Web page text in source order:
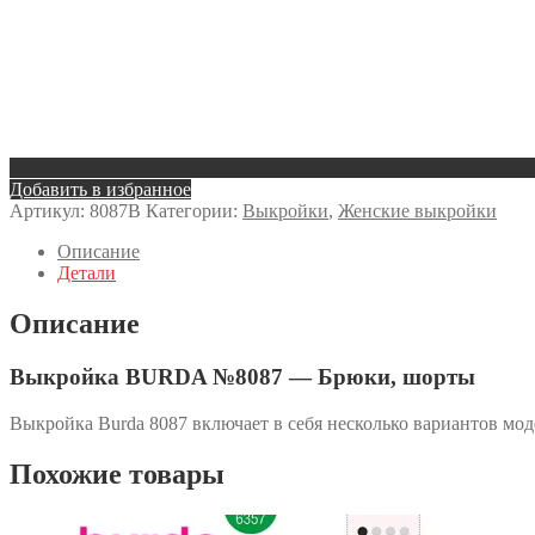
Добавить в избранное
Артикул: 8087B Категории: Выкройки, Женские выкройки
Описание
Детали
Описание
Выкройка BURDA №8087 — Брюки, шорты
Выкройка Burda 8087 включает в себя несколько вариантов
Похожие товары